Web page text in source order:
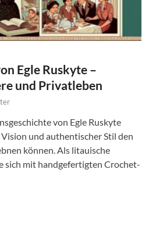
Egle Ruskyte –
und Privatleben
von Egle Ruskyte
und authentischer Stil den
können. Als litauische
sich mit handgefertigten Crochet-